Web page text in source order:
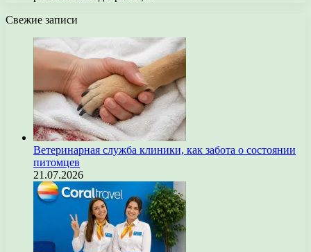
Свежие записи
Ветеринарная служба клиники, как забота о состоянии
питомцев
21.07.2026